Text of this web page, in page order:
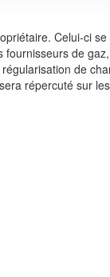
Celui-ci
de gaz,
de
répercuté sur